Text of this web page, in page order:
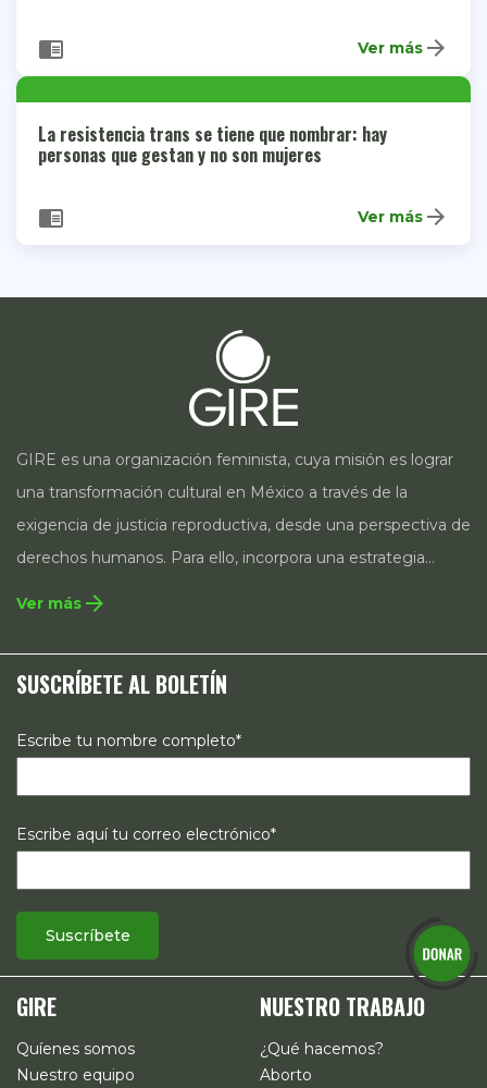
chrome_reader_mode Ver más arrow_forward
La resistencia trans se tiene que nombrar: hay
personas que gestan y no son mujeres
chrome_reader_mode Ver más arrow_forward
GIRE es una organización feminista, cuya misión es lograr
una transformación cultural en México a través de la
exigencia de justicia reproductiva, desde una perspectiva de
derechos humanos. Para ello, incorpora una estrategia
integral que contempla la incidencia en legislación y
estrategias de comunicación e investigación sobre el
estado de los derechos reproductivos en México.
Ver más arrow_forward
SUSCRÍBETE AL BOLETÍN
Escribe tu nombre completo*
Escribe aquí tu correo electrónico*
GIRE
Quíenes somos
Nuestro equipo
NUESTRO TRABAJO
¿Qué hacemos?
Aborto